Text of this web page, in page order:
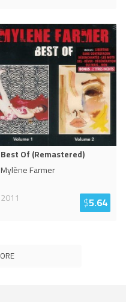
Best Of (Remastered)
Mylène Farmer
2011
$5.64